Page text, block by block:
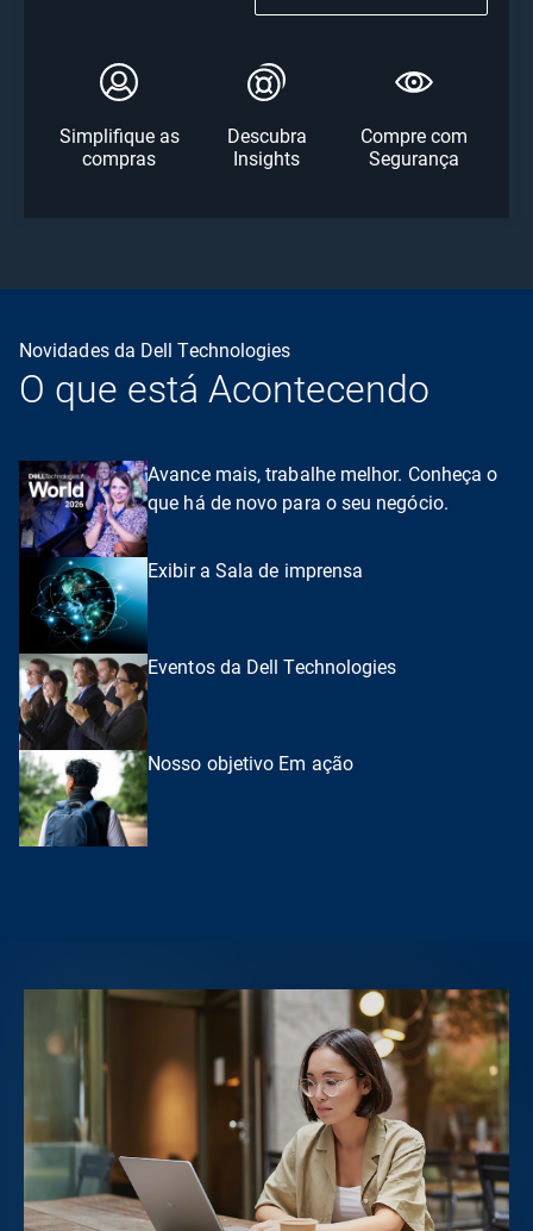
Simplifique as
compras
Descubra
Insights
Compre com
Segurança
Novidades da Dell Technologies
O que está Acontecendo
Avance mais, trabalhe melhor. Conheça o
que há de novo para o seu negócio.
Exibir a Sala de imprensa
Eventos da Dell Technologies
Nosso objetivo Em ação